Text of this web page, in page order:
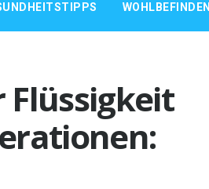
WOHLBEFINDEN